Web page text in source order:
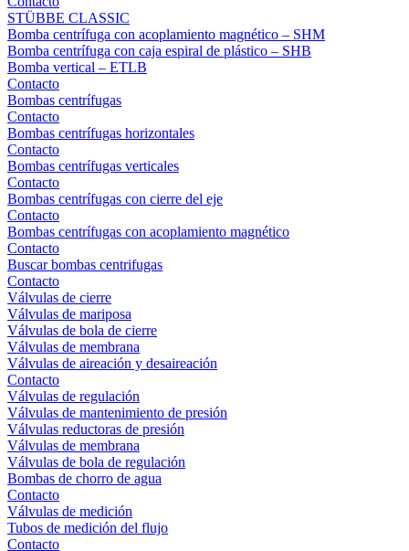
STÜBBE CLASSIC
Bomba centrífuga con acoplamiento magnético – SHM
Bomba centrífuga con caja espiral de plástico – SHB
Bomba vertical – ETLB
Contacto
Bombas centrífugas
Contacto
Bombas centrífugas horizontales
Contacto
Bombas centrífugas verticales
Contacto
Bombas centrífugas con cierre del eje
Contacto
Bombas centrífugas con acoplamiento magnético
Contacto
Buscar bombas centrifugas
Contacto
Válvulas de cierre
Válvulas de mariposa
Válvulas de bola de cierre
Válvulas de membrana
Válvulas de aireación y desaireación
Contacto
Válvulas de regulación
Válvulas de mantenimiento de presión
Válvulas reductoras de presión
Válvulas de membrana
Válvulas de bola de regulación
Bombas de chorro de agua
Contacto
Válvulas de medición
Tubos de medición del flujo
Contacto